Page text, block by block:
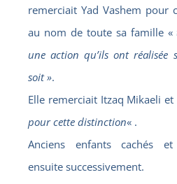
remerciait Yad Vashem pour
au nom de toute sa famille «
une action qu’ils ont réalisée
soit ».
Elle remerciait Itzaq Mikaeli
pour cette distinction« .
Anciens enfants cachés et
ensuite successivement.